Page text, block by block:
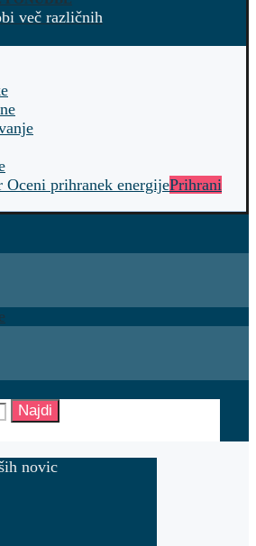
več različnih
Oceni prihranek energijePrihrani
Najdi
novic